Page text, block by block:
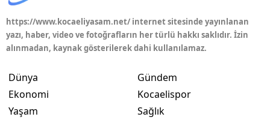
https://www.kocaeliyasam.net/ internet sitesinde yayınlanan
yazı, haber, video ve fotoğrafların her türlü hakkı saklıdır. İzin
alınmadan, kaynak gösterilerek dahi kullanılamaz.
Dünya
Ekonomi
Yaşam
Gündem
Kocaelispor
Sağlık